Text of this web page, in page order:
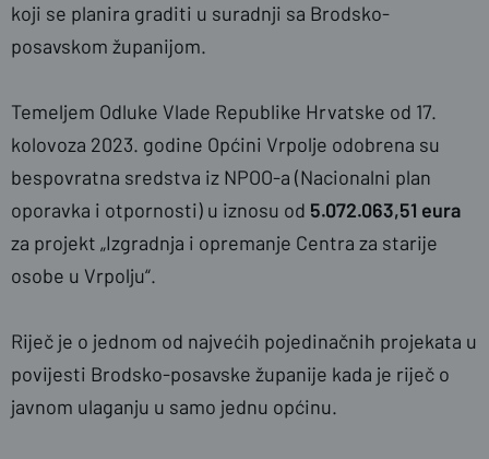
koji se planira graditi u suradnji sa Brodsko-
posavskom županijom.
Temeljem Odluke Vlade Republike Hrvatske od 17.
kolovoza 2023. godine Općini Vrpolje odobrena su
bespovratna sredstva iz NPOO-a (Nacionalni plan
oporavka i otpornosti) u iznosu od 5.072.063,51 eura
za projekt „Izgradnja i opremanje Centra za starije
osobe u Vrpolju“.
Riječ je o jednom od najvećih pojedinačnih projekata u
povijesti Brodsko-posavske županije kada je riječ o
javnom ulaganju u samo jednu općinu.